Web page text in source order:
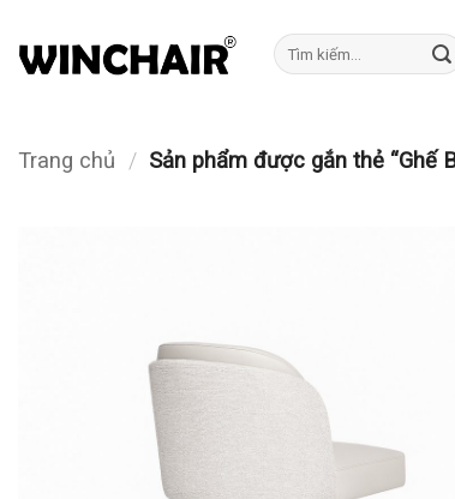
qua
Tìm
kiếm:
Trang chủ / Sản phẩm được gắn thẻ “Ghế